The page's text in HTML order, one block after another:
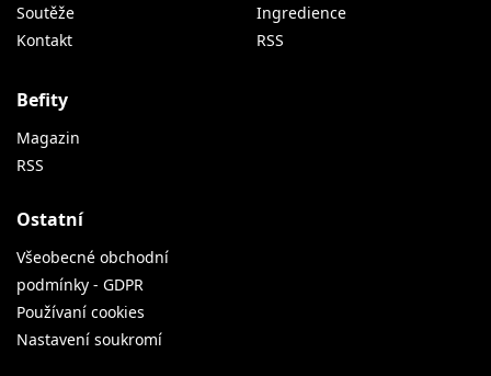
Soutěže
Kontakt
Ingredience
RSS
Befity
Magazin
RSS
Ostatní
Všeobecné obchodní
podmínky - GDPR
Používaní cookies
Nastavení soukromí